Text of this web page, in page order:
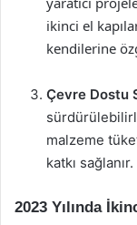
ikinci el
kendilerine
Çevre Dostu
malzeme
katkı sağlanır.
2023 Yılında